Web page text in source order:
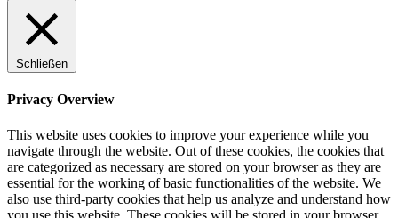
Schließen
Privacy Overview
This website uses cookies to improve your experience while you
navigate through the website. Out of these cookies, the cookies that
are categorized as necessary are stored on your browser as they are
essential for the working of basic functionalities of the website. We
also use third-party cookies that help us analyze and understand how
you use this website. These cookies will be stored in your browser